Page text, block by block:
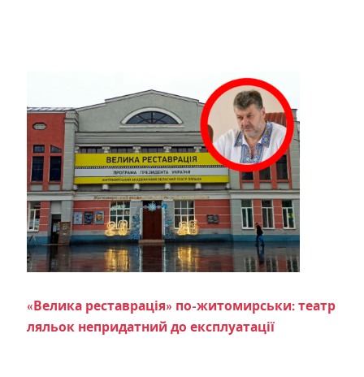
«Велика реставрація» по-житомирськи: театр
ляльок непридатний до експлуатації